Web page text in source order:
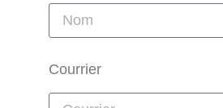
Courrier